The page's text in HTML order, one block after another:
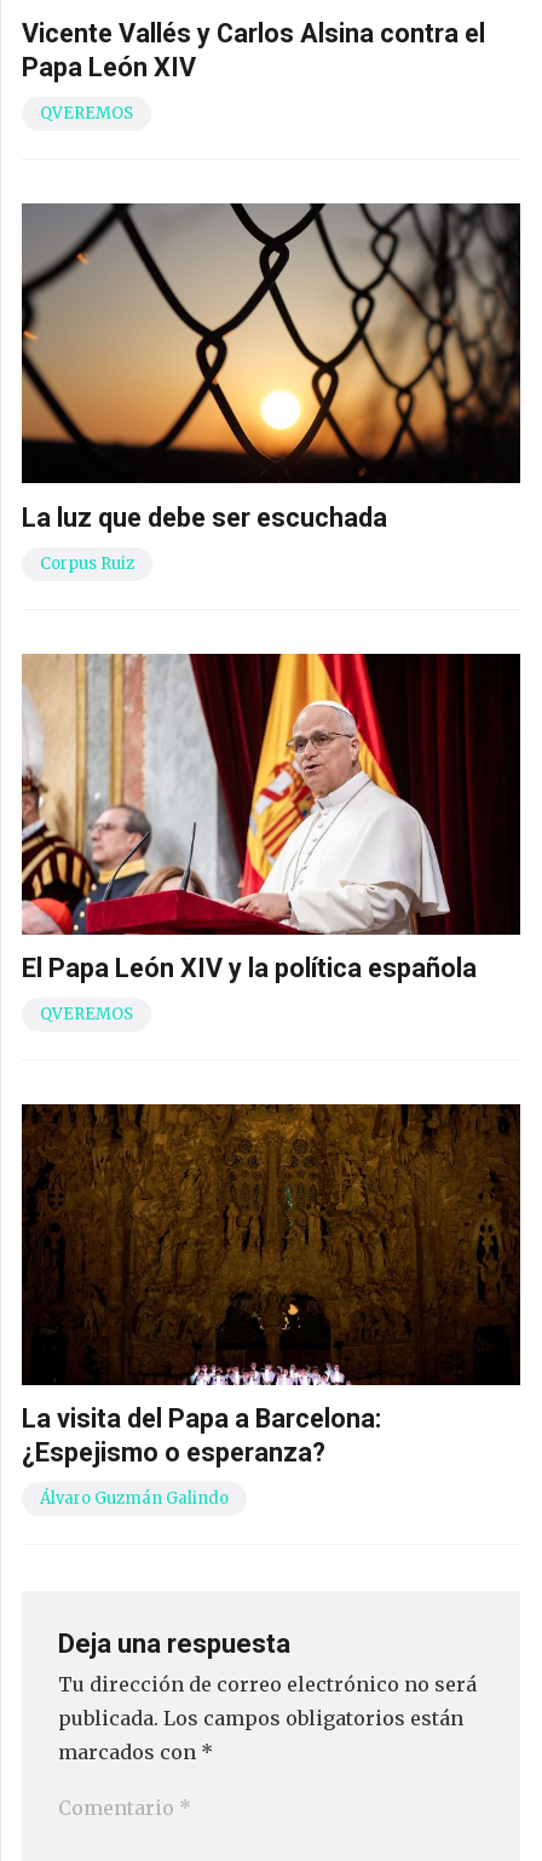
Vicente Vallés y Carlos Alsina contra el
Papa León XIV
QVEREMOS
La luz que debe ser escuchada
Corpus Ruiz
El Papa León XIV y la política española
QVEREMOS
La visita del Papa a Barcelona:
¿Espejismo o esperanza?
Álvaro Guzmán Galindo
Deja una respuesta
Tu dirección de correo electrónico no será
publicada. Los campos obligatorios están
marcados con *